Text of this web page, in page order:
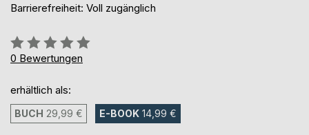
Barrierefreiheit: Voll zugänglich
Bewertung::
0%
0 Bewertungen
erhältlich als:
BUCH 29,99 € E-BOOK 14,99 €